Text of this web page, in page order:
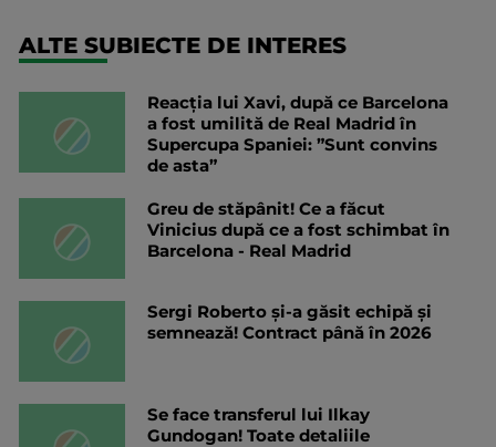
ALTE SUBIECTE DE INTERES
Reacția lui Xavi, după ce Barcelona
a fost umilită de Real Madrid în
Supercupa Spaniei: ”Sunt convins
de asta”
Greu de stăpânit! Ce a făcut
Vinicius după ce a fost schimbat în
Barcelona - Real Madrid
Sergi Roberto și-a găsit echipă și
semnează! Contract până în 2026
Se face transferul lui Ilkay
Gundogan! Toate detaliile